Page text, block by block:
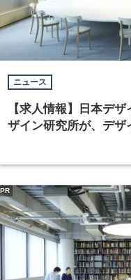
ニュース
【求人情報】日本デ
ザイン研究所が、デザ
PR